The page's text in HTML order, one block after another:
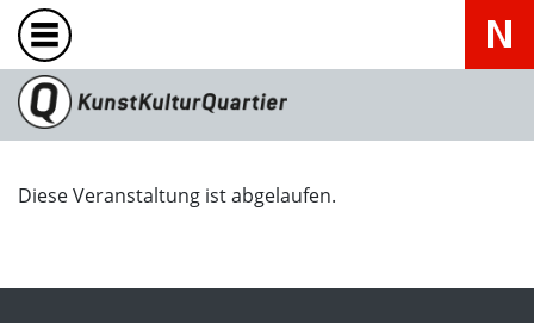
Diese Veranstaltung ist abgelaufen.